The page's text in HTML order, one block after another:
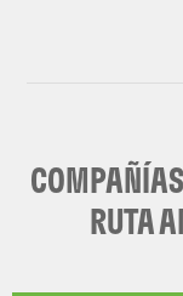
RUTA